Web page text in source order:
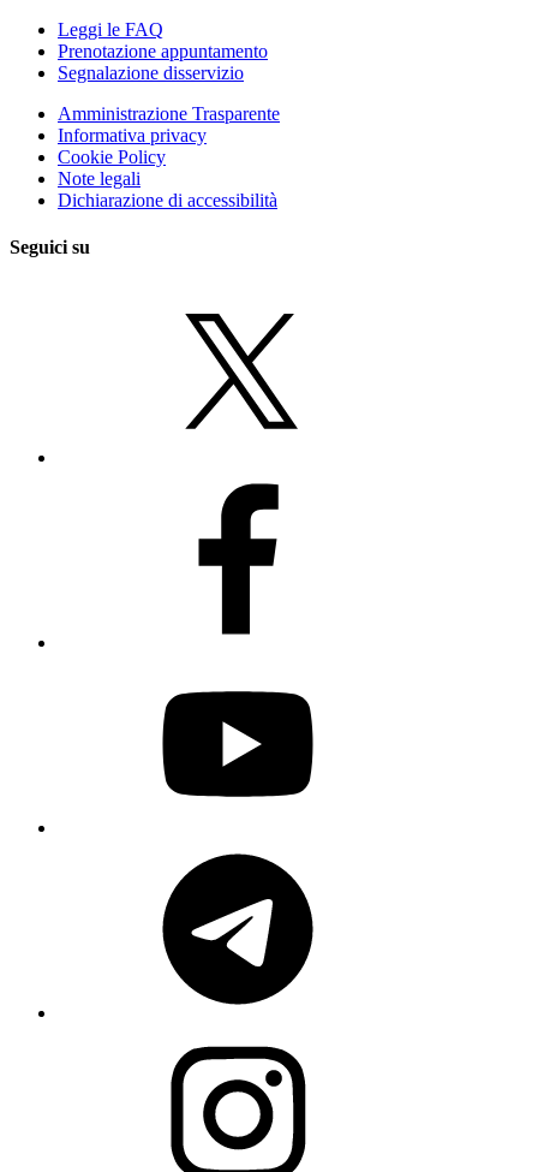
Leggi le FAQ
Prenotazione appuntamento
Segnalazione disservizio
Amministrazione Trasparente
Informativa privacy
Cookie Policy
Note legali
Dichiarazione di accessibilità
Seguici su